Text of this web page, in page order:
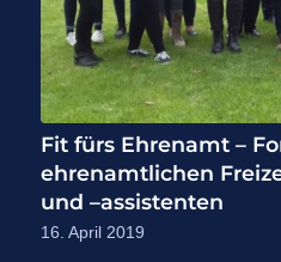
Fit fürs Ehrenamt –
ehrenamtlichen
und –assistenten
16. April 2019